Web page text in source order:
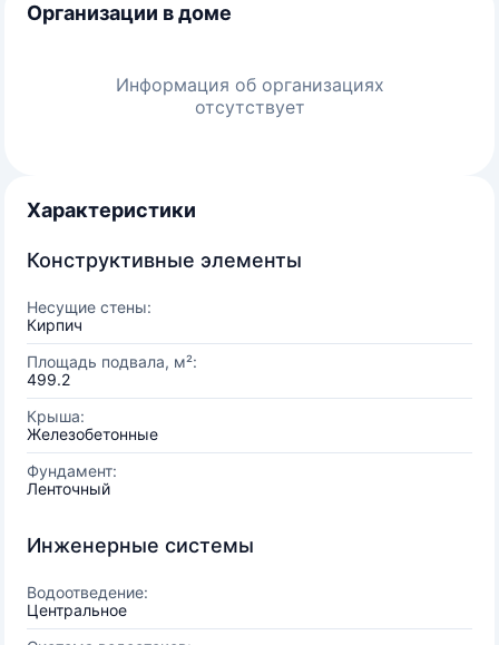
Организации в доме
Информация об организациях
отсутствует
Характеристики
Конструктивные элементы
Несущие стены:
Кирпич
Площадь подвала, м²:
499.2
Крыша:
Железобетонные
Фундамент:
Ленточный
Инженерные системы
Водоотведение:
Центральное